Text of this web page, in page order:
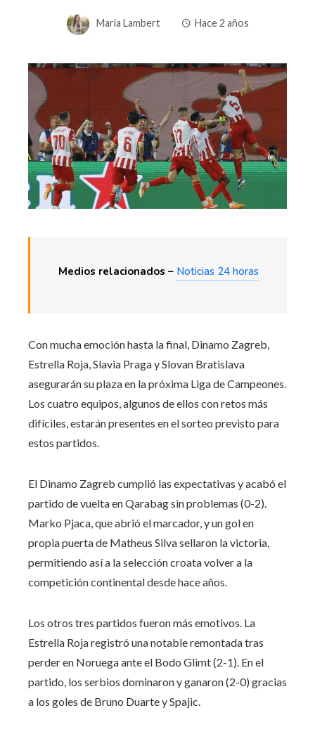
Maria Lambert Hace 2 años
Medios relacionados – Noticias 24 horas
Con mucha emoción hasta la final, Dinamo Zagreb,
Estrella Roja, Slavia Praga y Slovan Bratislava
asegurarán su plaza en la próxima Liga de Campeones.
Los cuatro equipos, algunos de ellos con retos más
difíciles, estarán presentes en el sorteo previsto para
estos partidos.
El Dinamo Zagreb cumplió las expectativas y acabó el
partido de vuelta en Qarabag sin problemas (0-2).
Marko Pjaca, que abrió el marcador, y un gol en
propia puerta de Matheus Silva sellaron la victoria,
permitiendo así a la selección croata volver a la
competición continental desde hace años.
Los otros tres partidos fueron más emotivos. La
Estrella Roja registró una notable remontada tras
perder en Noruega ante el Bodo Glimt (2-1). En el
partido, los serbios dominaron y ganaron (2-0) gracias
a los goles de Bruno Duarte y Spajic.